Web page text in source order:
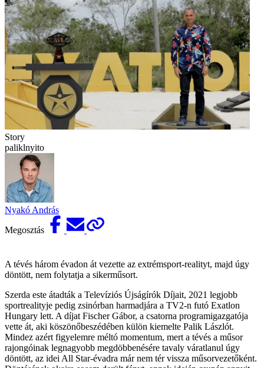
Story
paliklnyito
Nyakó András
Megosztás
A tévés három évadon át vezette az extrémsport-realityt, majd úgy
döntött, nem folytatja a sikerműsort.
Szerda este átadták a Televíziós Újságírók Díjait, 2021 legjobb
sportrealityje pedig zsinórban harmadjára a TV2-n futó Exatlon
Hungary lett. A díjat Fischer Gábor, a csatorna programigazgatója
vette át, aki köszönőbeszédében külön kiemelte Palik Lászlót.
Mindez azért figyelemre méltó momentum, mert a tévés a műsor
rajongóinak legnagyobb megdöbbenésére tavaly váratlanul úgy
döntött, az idei All Star-évadra már nem tér vissza műsorvezetőként.